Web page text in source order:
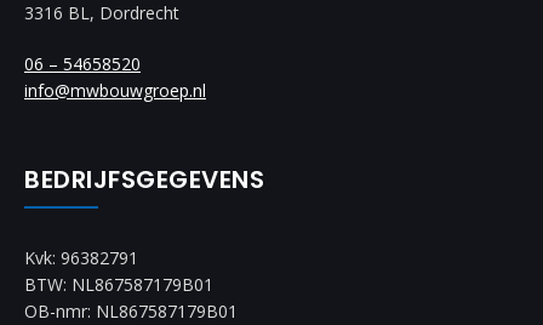
3316 BL, Dordrecht
06 – 54658520
info@mwbouwgroep.nl
BEDRIJFSGEGEVENS
Kvk: 96382791
BTW: NL867587179B01
OB-nmr: NL867587179B01